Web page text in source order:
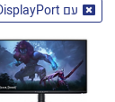
עם DisplayPort